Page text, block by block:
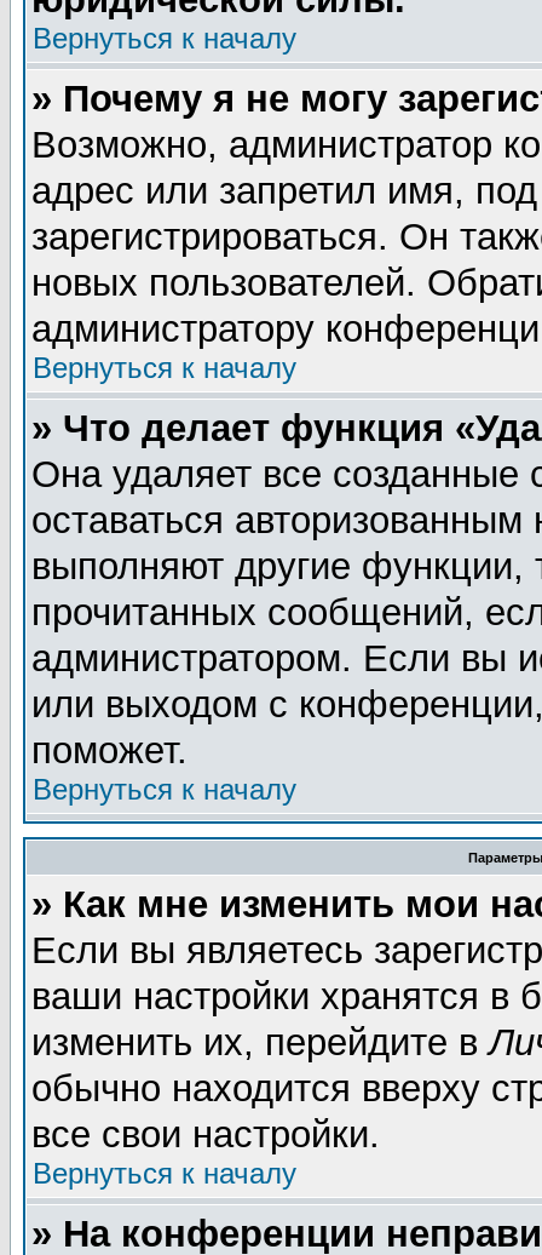
Вернуться к началу
» Почему я не могу
Возможно, администратор
адрес или запретил имя,
зарегистрироваться. Он
новых пользователей.
администратору
Вернуться к началу
» Что делает функция
Она удаляет все созданные
оставаться
выполняют другие функции,
прочитанных сообщений,
администратором. Если вы
или выходом с
поможет.
Вернуться к началу
» Как мне изменить мои
Если вы являетесь
ваши настройки хранятся
изменить их, перейдите в
обычно находится вверху
все свои настройки.
Вернуться к началу
» На конференции